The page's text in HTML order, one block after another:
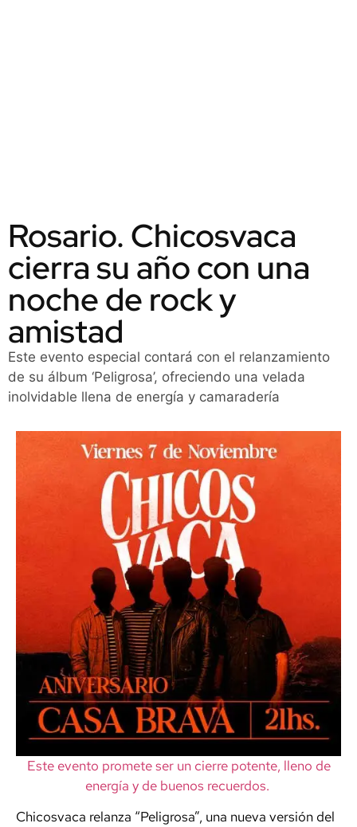
Rosario. Chicosvaca
cierra su año con una
noche de rock y
amistad
Este evento especial contará con el relanzamiento
de su álbum ‘Peligrosa’, ofreciendo una velada
inolvidable llena de energía y camaradería
Este evento promete ser un cierre potente, lleno de
energía y de buenos recuerdos.
Chicosvaca relanza “Peligrosa”, una nueva versión del